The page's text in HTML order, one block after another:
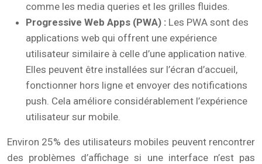
comme les media queries et les grilles fluides.
Progressive Web Apps (PWA) : Les PWA sont des
applications web qui offrent une expérience
utilisateur similaire à celle d’une application native.
Elles peuvent être installées sur l’écran d’accueil,
fonctionner hors ligne et envoyer des notifications
push. Cela améliore considérablement l’expérience
utilisateur sur mobile.
Environ 25% des utilisateurs mobiles peuvent rencontrer
des problèmes d’affichage si une interface n’est pas